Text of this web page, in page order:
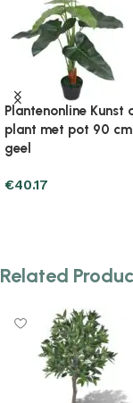
Kunst calla lelie
45 cm rood en
Related